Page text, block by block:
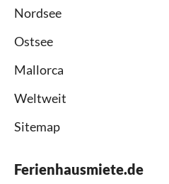
Nordsee
Ostsee
Mallorca
Weltweit
Sitemap
Ferienhausmiete.de